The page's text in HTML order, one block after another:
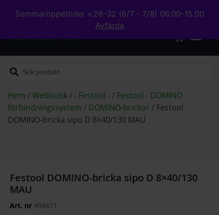
Sommaröppettider v.28-32 (6/7 - 7/8) 06.00-15.00
Avfärda
Hem /Webbutik/ - Festool -/ Festool - DOMINO
förbindningssystem / DOMINO-brickor / Festool
DOMINO-bricka sipo D 8×40/130 MAU
Festool DOMINO-bricka sipo D 8×40/130
MAU
Art. nr 494871